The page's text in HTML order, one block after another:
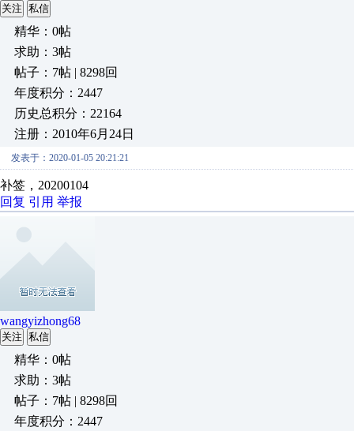
关注 私信
精华：0帖
求助：3帖
帖子：7帖 | 8298回
年度积分：2447
历史总积分：22164
注册：2010年6月24日
发表于：2020-01-05 20:21:21
补签，20200104
回复 引用 举报
wangyizhong68
关注 私信
精华：0帖
求助：3帖
帖子：7帖 | 8298回
年度积分：2447